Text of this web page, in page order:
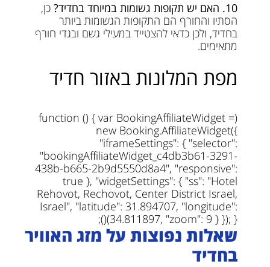
10. האם יש תקופות גשומות במיוחד בחדיד?
כן,
הסתיו והחורף הם התקופות הגשומות ביותר
בחדיד, ולכן כדאי להצטייד במעילי גשם ובגדי חורף
מתאימים.
מפת המלונות באזור חדיד
(function () { var BookingAffiliateWidget =
new Booking.AffiliateWidget({
"iframeSettings": { "selector":
"bookingAffiliateWidget_c4db3b61-3291-
438b-b665-2b9d5550d8a4", "responsive":
true }, "widgetSettings": { "ss": "Hotel
Rehovot, Rechovot, Center District Israel,
Israel", "latitude": 31.894707, "longitude":
34.811897, "zoom": 9 } }); })();
שאלות נפוצות על מזג האוויר
בחדיד